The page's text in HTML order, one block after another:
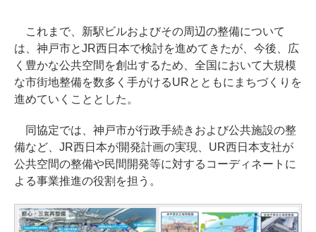
これまで、新駅ビルおよびその周辺の整備について
は、神戸市とJR西日本で検討を進めてきたが、今後、広
く豊かな公共空間を創出するため、全国において大規模
な市街地整備を数多く手がけるURとともにまちづくりを
進めていくこととした。
同協定では、神戸市が行政手続きおよび公共施設の整
備など、JR西日本が開発計画の実現、UR西日本支社が
公共空間の整備や民間開発等に対するコーディネートに
よる事業推進の役割を担う。